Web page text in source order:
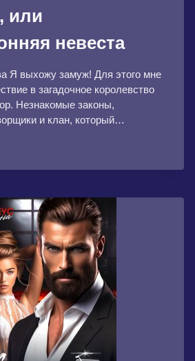
или
невеста
Я выхожу замуж! Для этого мне
в загадочное королевство
Незнакомые законы,
и клан, который…